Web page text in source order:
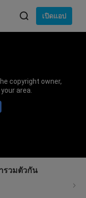
เปิดแอป
copyright owner,
area.
รวมตัวกัน